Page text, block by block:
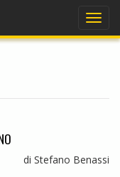
di Stefano Benassi